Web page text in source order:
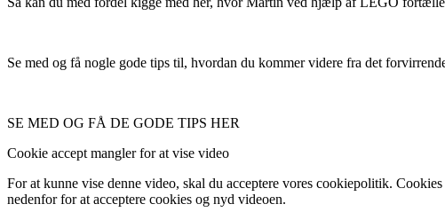
Se med og få nogle gode tips til, hvordan du kommer videre fra det
SE MED OG FÅ DE GODE TIPS HER
Cookie accept mangler for at vise video
For at kunne vise denne video, skal du acceptere vores cookiepolitik.
nedenfor for at acceptere cookies og nyd videoen.